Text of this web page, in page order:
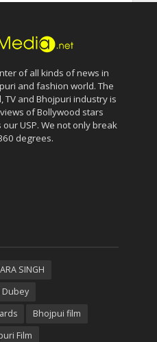
of all kinds of news in
and fashion world. The
and Bhojpuri industry is
of Bollywood stars
USP. We not only break
degrees.
SINGH
Dubey
Bhojpui film
Film